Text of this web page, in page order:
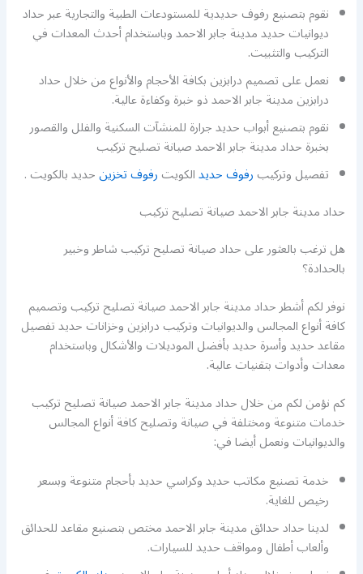
نقوم بتصنيع رفوف حديدية للمستودعات الطبية والتجارية عبر حداد
ديوانيات حديد مدينة جابر الاحمد وباستخدام أحدث المعدات في
التركيب والتثبيت.
نعمل على تصميم درابزين بكافة الأحجام والأنواع من خلال حداد
درابزين مدينة جابر الاحمد ذو خبرة وكفاءة عالية.
نقوم بتصنيع أبواب حديد جرارة للمنشآت السكنية والفلل والقصور
بخبرة حداد مدينة جابر الاحمد صيانة تصليح تركيب
تفصيل وتركيبرفوف حديدالكويترفوف تخزينحديد بالكويت .
حداد مدينة جابر الاحمد صيانة تصليح تركيب
هل ترغب بالعثور على حداد صيانة تصليح تركيب شاطر وخبير
بالحدادة؟
نوفر لكم أشطر حداد مدينة جابر الاحمد صيانة تصليح تركيب وتصميم
كافة أنواع المجالس والديوانيات وتركيب درابزين وخزانات حديد تفصيل
مقاعد حديد وأسرة حديد بأفضل الموديلات والأشكال وباستخدام
معدات وأدوات بتقنيات عالية.
كم نؤمن لكم من خلال حداد مدينة جابر الاحمد صيانة تصليح تركيب
خدمات متنوعة ومختلفة في صيانة وتصليح كافة أنواع المجالس
والديوانيات ونعمل أيضا في:
خدمة تصنيع مكاتب حديد وكراسي حديد بأحجام متنوعة وبسعر
رخيص للغاية.
لدينا حداد حدائق مدينة جابر الاحمد مختص بتصنيع مقاعد للحدائق
وألعاب أطفال ومواقف حديد للسيارات.